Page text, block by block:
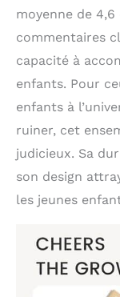
moyenne de
commentaires
capacité à
enfants. Pour
enfants à
ruiner, cet
judicieux. Sa
son design
les jeunes